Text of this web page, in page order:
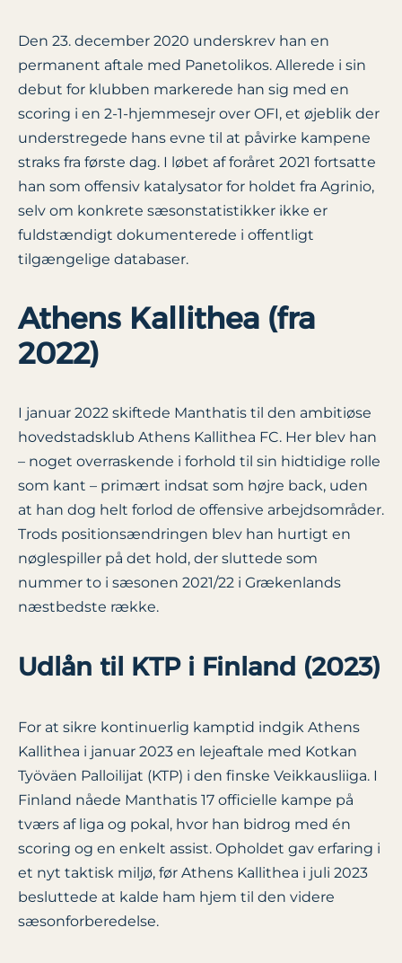
Den 23. december 2020 underskrev han en
permanent aftale med Panetolikos. Allerede i sin
debut for klubben markerede han sig med en
scoring i en 2-1-hjemmesejr over OFI, et øjeblik der
understregede hans evne til at påvirke kampene
straks fra første dag. I løbet af foråret 2021 fortsatte
han som offensiv katalysator for holdet fra Agrinio,
selv om konkrete sæsonstatistikker ikke er
fuldstændigt dokumenterede i offentligt
tilgængelige databaser.
Athens Kallithea (fra
2022)
I januar 2022 skiftede Manthatis til den ambitiøse
hovedstadsklub Athens Kallithea FC. Her blev han
– noget overraskende i forhold til sin hidtidige rolle
som kant – primært indsat som højre back, uden
at han dog helt forlod de offensive arbejdsområder.
Trods positionsændringen blev han hurtigt en
nøglespiller på det hold, der sluttede som
nummer to i sæsonen 2021/22 i Grækenlands
næstbedste række.
Udlån til KTP i Finland (2023)
For at sikre kontinuerlig kamptid indgik Athens
Kallithea i januar 2023 en lejeaftale med Kotkan
Työväen Palloilijat (KTP) i den finske Veikkausliiga. I
Finland nåede Manthatis 17 officielle kampe på
tværs af liga og pokal, hvor han bidrog med én
scoring og en enkelt assist. Opholdet gav erfaring i
et nyt taktisk miljø, før Athens Kallithea i juli 2023
besluttede at kalde ham hjem til den videre
sæsonforberedelse.